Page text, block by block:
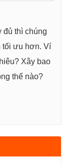
đủ thì chúng
tối ưu hơn. Ví
Xây bao
thế nào?